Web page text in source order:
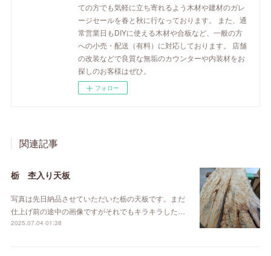
ての方でも気軽に立ち寄れるよう木材や建材のガレ
ージセールを春と秋に行なっております。 また、通
常営業日もDIYに使える木材や合板など、一般の方
への小売・配送（有料）に対応しております。 店舗
の改装などで良質な無垢のカウンターや内装材をお
探しのお客様はぜひ。
フォロー
関連記事
栃 杢入り天板
写真は先日納品させていただいた栃の天板です。まだ
仕上げ前の途中の画像ですがそれでもキラキラした…
2025.07.04 01:38